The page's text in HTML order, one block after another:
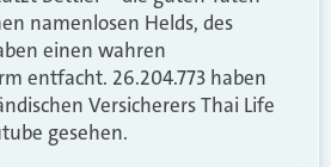
namenlosen Helds, des
einen wahren
entfacht. 26.204.773 haben
Versicherers Thai Life
gesehen.